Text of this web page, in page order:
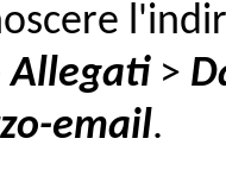
Allegati>
email.